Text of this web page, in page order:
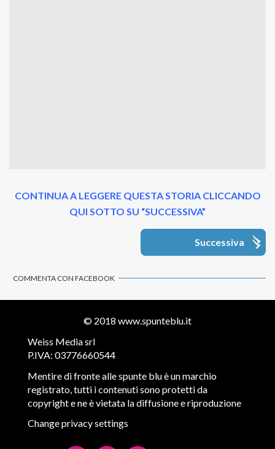
CONTINUA A LEGGERE QUESTA STORIA CLICCANDO
QUI SOTTO SU “SUCCESSIVA”
Successiva
COMMENTA CON FACEBOOK
© 2018 www.spunteblu.it
Weiss Media srl
P.IVA: 03776660544
Mentire di fronte alle spunte blu è un marchio
registrato, tutti i contenuti sono protetti da
copyright e ne è vietata la diffusione e riproduzione
Change privacy settings